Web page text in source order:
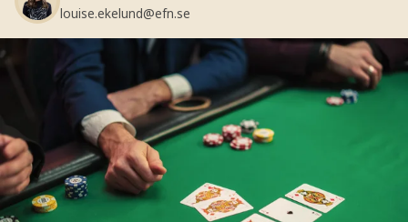
louise.ekelund@efn.se